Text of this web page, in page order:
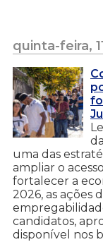
quinta-feira,
uma das
ampliar o
fortalecer a
2026, as ações
candidatos,
disponível nos